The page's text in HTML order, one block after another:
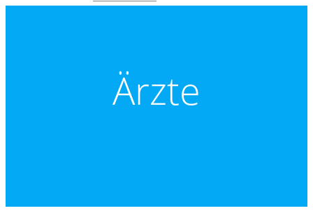
Ärzte